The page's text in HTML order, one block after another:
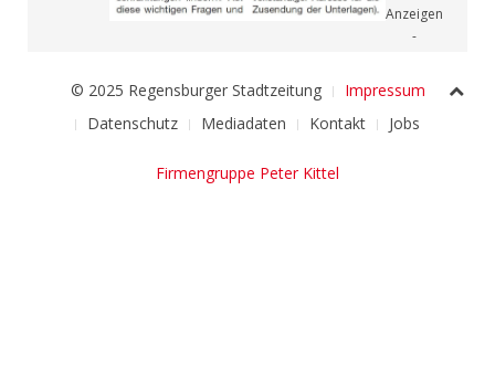
© 2025 Regensburger Stadtzeitung
Impressum
Datenschutz
Mediadaten Kontakt Jobs
Firmengruppe Peter Kittel